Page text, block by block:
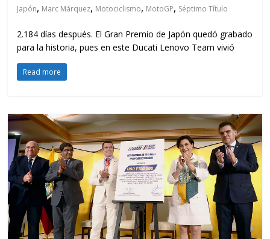
Japón, Marc Márquez, Motociclismo, MotoGP, Séptimo Título
2.184 días después. El Gran Premio de Japón quedó grabado
para la historia, pues en este Ducati Lenovo Team vivió
Read more